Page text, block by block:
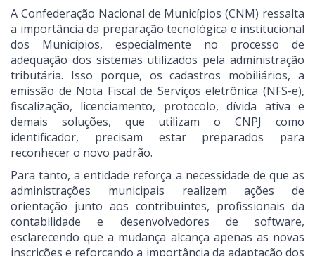
A Confederação Nacional de Municípios (CNM) ressalta
a importância da preparação tecnológica e institucional
dos Municípios, especialmente no processo de
adequação dos sistemas utilizados pela administração
tributária. Isso porque, os cadastros mobiliários, a
emissão de Nota Fiscal de Serviços eletrônica (NFS-e),
fiscalização, licenciamento, protocolo, dívida ativa e
demais soluções, que utilizam o CNPJ como
identificador, precisam estar preparados para
reconhecer o novo padrão.
Para tanto, a entidade reforça a necessidade de que as
administrações municipais realizem ações de
orientação junto aos contribuintes, profissionais da
contabilidade e desenvolvedores de software,
esclarecendo que a mudança alcança apenas as novas
inscrições e reforçando a importância da adaptação dos